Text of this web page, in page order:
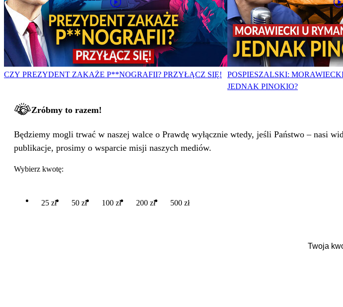
CZY PREZYDENT ZAKAŻE P**NOGRAFII? PRZYŁĄCZ SIĘ!
POSPIESZALSKI:
JEDNAK PINOKIO?
Zróbmy to razem!
Będziemy mogli trwać w naszej walce o Prawdę wyłącznie wtedy, jeśli Państwo – nasi
publikacje, prosimy o wsparcie misji naszych mediów.
Wybierz kwotę:
25 zł 50 zł 100 zł 200 zł 500 zł